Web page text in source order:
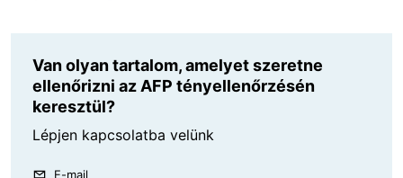
Van olyan tartalom, amelyet szeretne
ellenőrizni az AFP tényellenőrzésén
keresztül?
Lépjen kapcsolatba velünk
E-mail